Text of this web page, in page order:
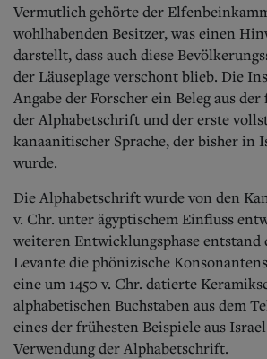
Vermutlich gehörte der
wohlhabenden Besitzer, was einen
darstellt, dass auch diese
der Läuseplage verschont blieb. Die
Angabe der Forscher ein Beleg aus der
der Alphabetschrift und der erste
kanaanitischer Sprache, der bisher in
wurde.
Die Alphabetschrift wurde von den
v. Chr. unter ägyptischem Einfluss
weiteren Entwicklungsphase entstand
Levante die phönizische
eine um 1450 v. Chr. datierte
alphabetischen Buchstaben aus dem
eines der frühesten Beispiele aus
Verwendung der Alphabetschrift.